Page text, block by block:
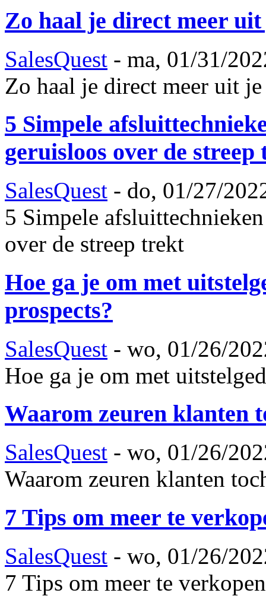
Zo haal je direct meer
SalesQuest - ma, 01/31/
Zo haal je direct meer uit
5 Simpele
geruisloos over de streep
SalesQuest - do, 01/27/
5 Simpele
over de streep trekt
Hoe ga je om met
prospects?
SalesQuest - wo, 01/26/
Hoe ga je om met
Waarom zeuren klanten
SalesQuest - wo, 01/26/
Waarom zeuren klanten
7 Tips om meer te
SalesQuest - wo, 01/26/
7 Tips om meer te